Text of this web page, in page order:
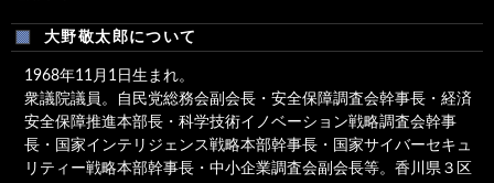
大野敬太郎について
1968年11月1日生まれ。
衆議院議員。自民党総務会副会長・安全保障調査会幹事長・経済
安全保障推進本部長・科学技術イノベーション戦略調査会幹事
長・国家インテリジェンス戦略本部幹事長・国家サイバーセキュ
リティー戦略本部幹事長・中小企業調査会副会長等。香川県３区